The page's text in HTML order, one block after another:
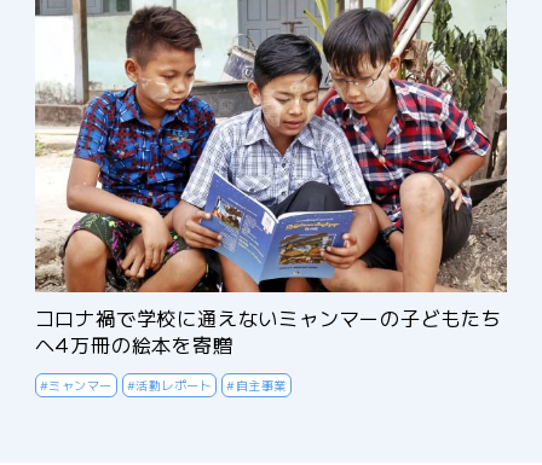
コロナ禍で学校に通えないミャンマーの子どもたち
へ4万冊の絵本を寄贈
#ミャンマー #活動レポート #自主事業